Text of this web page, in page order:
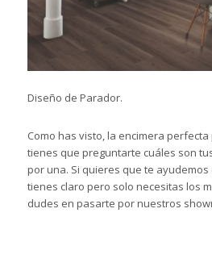
Diseño de Parador.
Como has visto, la encimera
tienes que preguntarte cuáles son
por una. Si quieres que te ayudemos
tienes claro pero solo necesitas los
dudes en pasarte por nuestros